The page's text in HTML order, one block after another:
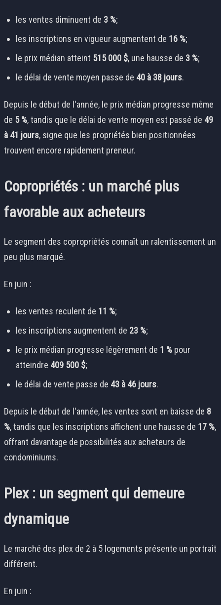
les ventes diminuent de 3 %;
les inscriptions en vigueur augmentent de 16 %;
le prix médian atteint 515 000 $, une hausse de 3 %;
le délai de vente moyen passe de 40 à 38 jours.
Depuis le début de l'année, le prix médian progresse même
de 5 %, tandis que le délai de vente moyen est passé de 49
à 41 jours, signe que les propriétés bien positionnées
trouvent encore rapidement preneur.
Copropriétés : un marché plus
favorable aux acheteurs
Le segment des copropriétés connaît un ralentissement un
peu plus marqué.
En juin :
les ventes reculent de 11 %;
les inscriptions augmentent de 23 %;
le prix médian progresse légèrement de 1 % pour
atteindre 409 500 $;
le délai de vente passe de 43 à 46 jours.
Depuis le début de l'année, les ventes sont en baisse de 8
%, tandis que les inscriptions affichent une hausse de 17 %,
offrant davantage de possibilités aux acheteurs de
condominiums.
Plex : un segment qui demeure
dynamique
Le marché des plex de 2 à 5 logements présente un portrait
différent.
En juin :